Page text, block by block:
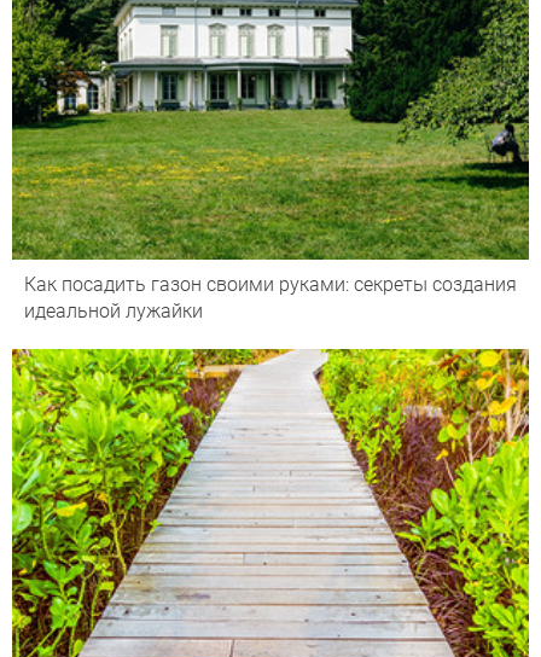
Как посадить газон своими руками: секреты создания
идеальной лужайки